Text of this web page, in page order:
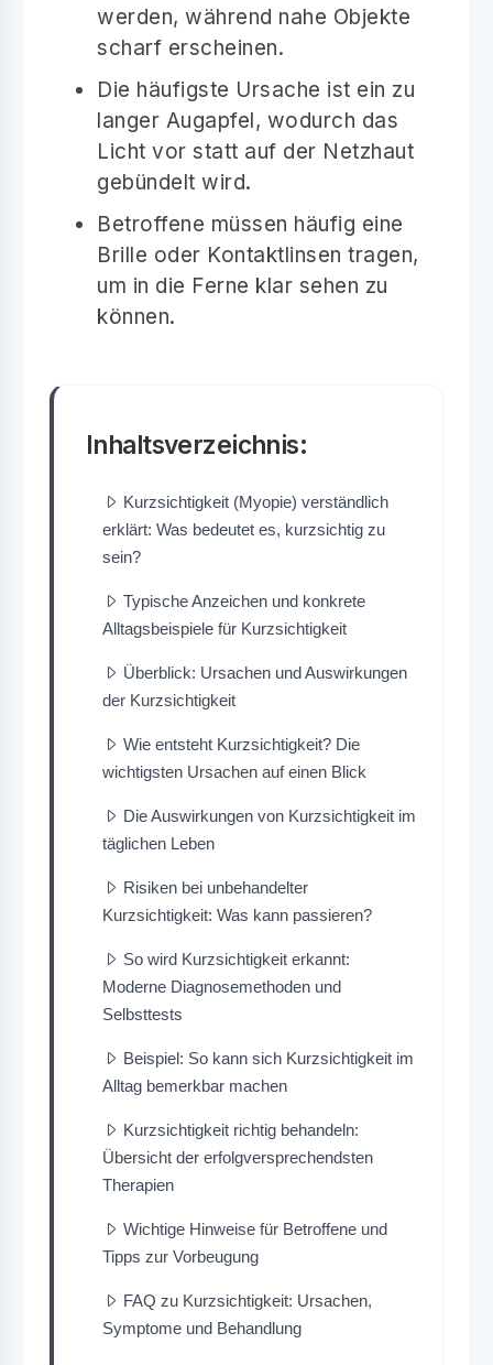
werden, während nahe Objekte
scharf erscheinen.
Die häufigste Ursache ist ein zu
langer Augapfel, wodurch das
Licht vor statt auf der Netzhaut
gebündelt wird.
Betroffene müssen häufig eine
Brille oder Kontaktlinsen tragen,
um in die Ferne klar sehen zu
können.
Inhaltsverzeichnis:
Kurzsichtigkeit (Myopie) verständlich
erklärt: Was bedeutet es, kurzsichtig zu
sein?
Typische Anzeichen und konkrete
Alltagsbeispiele für Kurzsichtigkeit
Überblick: Ursachen und Auswirkungen
der Kurzsichtigkeit
Wie entsteht Kurzsichtigkeit? Die
wichtigsten Ursachen auf einen Blick
Die Auswirkungen von Kurzsichtigkeit im
täglichen Leben
Risiken bei unbehandelter
Kurzsichtigkeit: Was kann passieren?
So wird Kurzsichtigkeit erkannt:
Moderne Diagnosemethoden und
Selbsttests
Beispiel: So kann sich Kurzsichtigkeit im
Alltag bemerkbar machen
Kurzsichtigkeit richtig behandeln:
Übersicht der erfolgversprechendsten
Therapien
Wichtige Hinweise für Betroffene und
Tipps zur Vorbeugung
FAQ zu Kurzsichtigkeit: Ursachen,
Symptome und Behandlung